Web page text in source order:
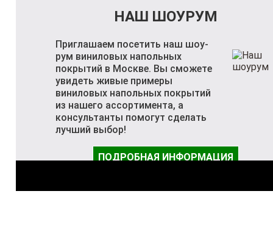
НАШ ШОУРУМ
Приглашаем посетить наш шоу-
рум виниловых напольных
покрытий в Москве. Вы сможете
увидеть живые примеры
виниловых напольных покрытий
из нашего ассортимента, а
консультанты помогут сделать
лучший выбор!
ПОДРОБНАЯ ИНФОРМАЦИЯ